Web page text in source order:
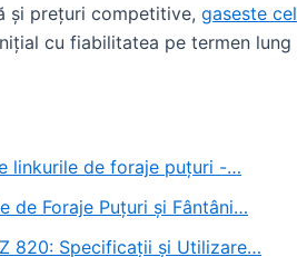
și prețuri competitive, gaseste
cu fiabilitatea pe termen
linkurile de foraje puțuri -…
de Foraje Puțuri și Fântâni…
820: Specificații și Utilizare…